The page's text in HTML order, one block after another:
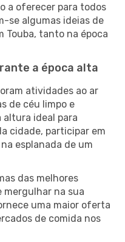
a oferecer para todos
se algumas ideias de
Touba, tanto na época
a época alta
atividades ao ar
de céu limpo e
altura ideal para
cidade, participar em
esplanada de um
das melhores
mergulhar na sua
uma maior oferta
de comida nos